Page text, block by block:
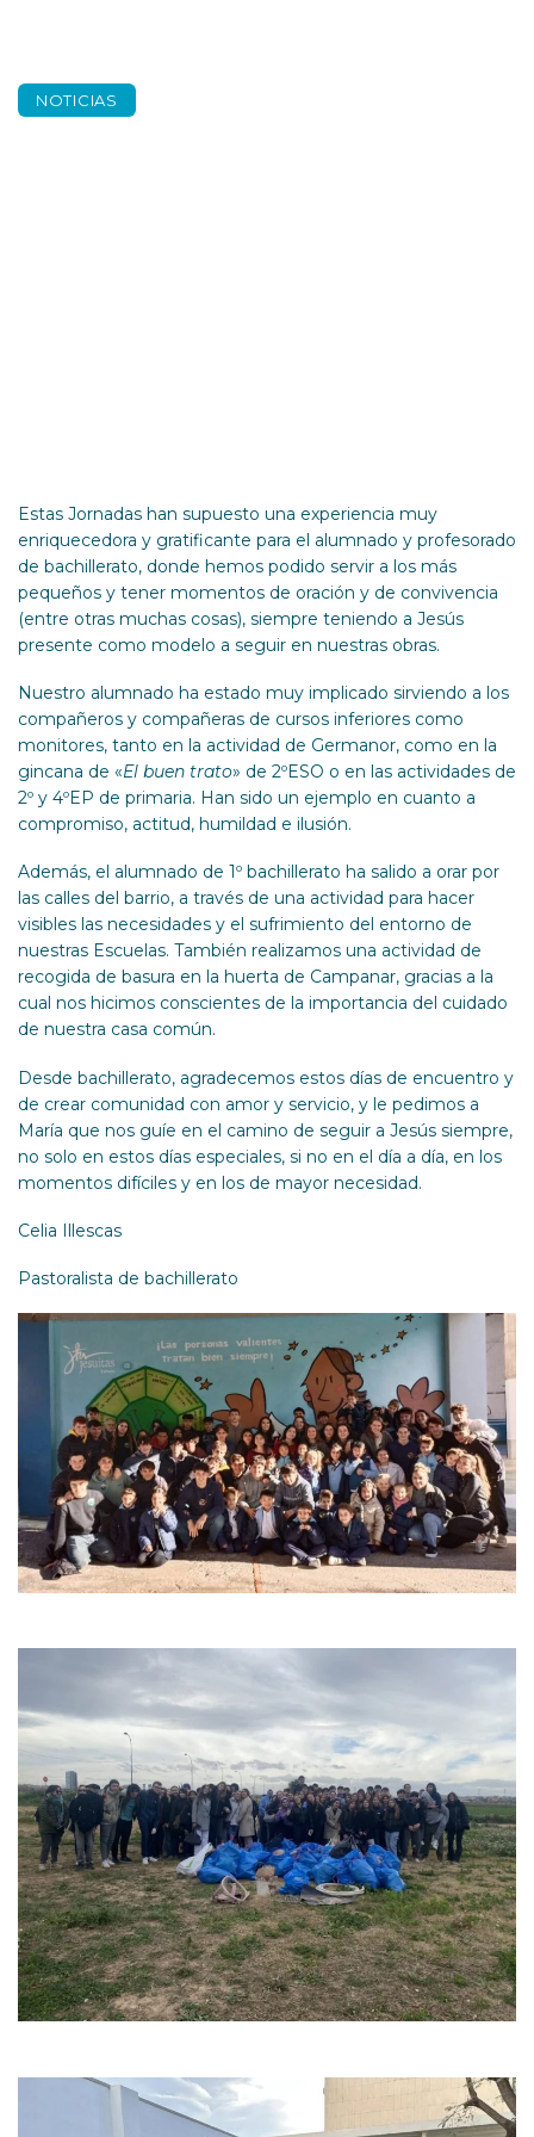
NOTICIAS
Estas Jornadas han supuesto una experiencia muy
enriquecedora y gratificante para el alumnado y profesorado
de bachillerato, donde hemos podido servir a los más
pequeños y tener momentos de oración y de convivencia
(entre otras muchas cosas), siempre teniendo a Jesús
presente como modelo a seguir en nuestras obras.
Nuestro alumnado ha estado muy implicado sirviendo a los
compañeros y compañeras de cursos inferiores como
monitores, tanto en la actividad de Germanor, como en la
gincana de «El buen trato» de 2ºESO o en las actividades de
2º y 4ºEP de primaria. Han sido un ejemplo en cuanto a
compromiso, actitud, humildad e ilusión.
Además, el alumnado de 1º bachillerato ha salido a orar por
las calles del barrio, a través de una actividad para hacer
visibles las necesidades y el sufrimiento del entorno de
nuestras Escuelas. También realizamos una actividad de
recogida de basura en la huerta de Campanar, gracias a la
cual nos hicimos conscientes de la importancia del cuidado
de nuestra casa común.
Desde bachillerato, agradecemos estos días de encuentro y
de crear comunidad con amor y servicio, y le pedimos a
María que nos guíe en el camino de seguir a Jesús siempre,
no solo en estos días especiales, si no en el día a día, en los
momentos difíciles y en los de mayor necesidad.
Celia Illescas
Pastoralista de bachillerato